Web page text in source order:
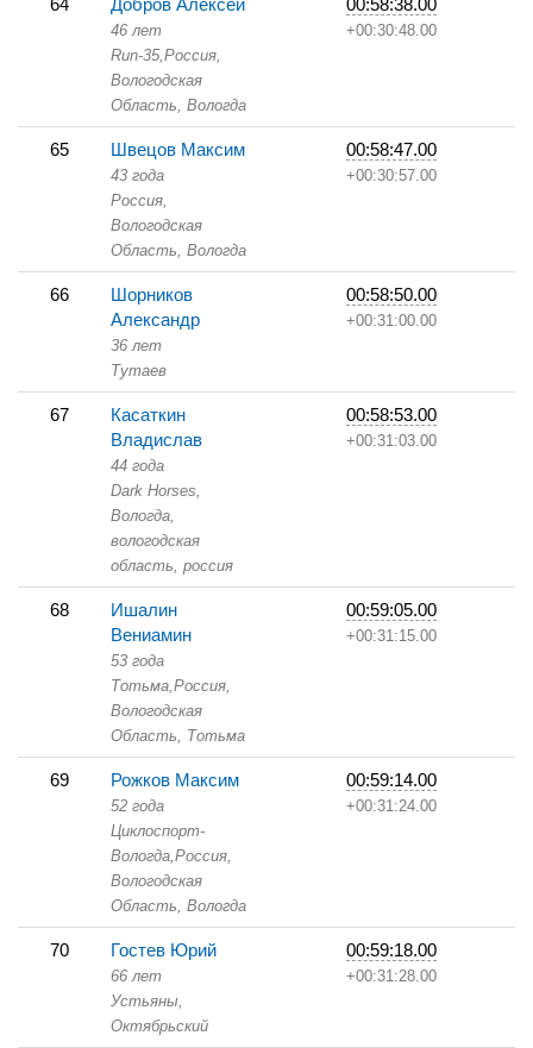
64 Добров Алексей
46 лет
Run-35,Россия,
Вологодская
Область, Вологда
00:58:38.00
+00:30:48.00
65 Швецов Максим
43 года
Россия,
Вологодская
Область, Вологда
00:58:47.00
+00:30:57.00
66
Шорников
Александр
36 лет
Тутаев
00:58:50.00
+00:31:00.00
67
Касаткин
Владислав
44 года
Dark Horses,
Вологда,
вологодская
область, россия
00:58:53.00
+00:31:03.00
68
Ишалин
Вениамин
53 года
Тотьма,Россия,
Вологодская
Область, Тотьма
00:59:05.00
+00:31:15.00
69 Рожков Максим
52 года
Циклоспорт-
Вологда,Россия,
Вологодская
Область, Вологда
00:59:14.00
+00:31:24.00
70 Гостев Юрий
66 лет
Устьяны,
Октябрьский
00:59:18.00
+00:31:28.00